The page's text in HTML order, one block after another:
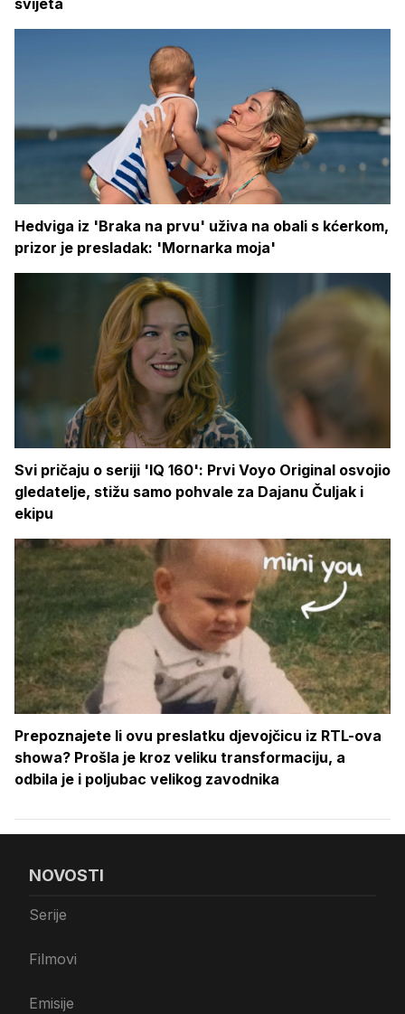
Hedviga iz 'Braka na prvu' uživa na obali s kćerkom,
prizor je presladak: 'Mornarka moja'
Svi pričaju o seriji 'IQ 160': Prvi Voyo Original osvojio
gledatelje, stižu samo pohvale za Dajanu Čuljak i
ekipu
Prepoznajete li ovu preslatku djevojčicu iz RTL-ova
showa? Prošla je kroz veliku transformaciju, a
odbila je i poljubac velikog zavodnika
NOVOSTI
Serije
Filmovi
Emisije